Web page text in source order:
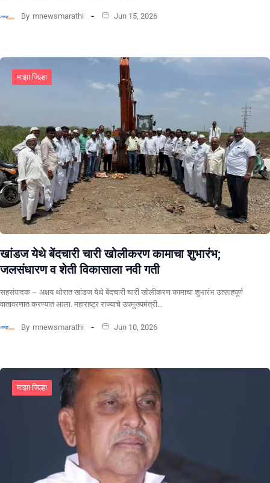
By mnewsmarathi Jun 15, 2026
माझा जिल्हा
खांडज येथे बेंदचारी चारी खोलीकरण कामाचा शुभारंभ;
जलसंधारण व शेती विकासाला नवी गती
सहसंपादक – अक्षय थोरात खांडज येथे बेंदचारी चारी खोलीकरण कामाचा शुभारंभ उत्साहपूर्ण
वातावरणात करण्यात आला. महाराष्ट्र राज्याचे उपमुख्यमंत्री…
By mnewsmarathi Jun 10, 2026
माझा जिल्हा